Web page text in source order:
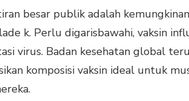
besar publik adalah
k. Perlu digarisbawahi, vaksin
virus. Badan kesehatan global
komposisi vaksin ideal untuk